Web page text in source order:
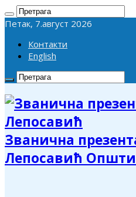
Петак, 7.август 2026
Контакти
English
Званична
Лепосавић